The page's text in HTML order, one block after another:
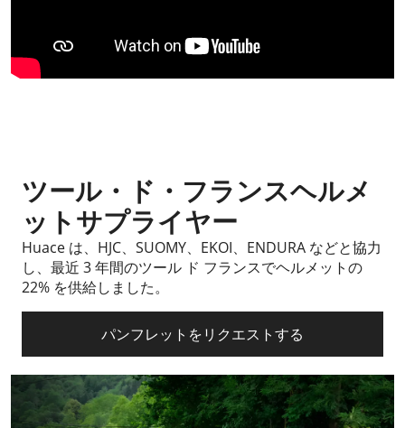
ツール・ド・フランスヘルメ
ットサプライヤー
Huace は、HJC、SUOMY、EKOI、ENDURA などと協力
し、最近 3 年間のツール ド フランスでヘルメットの
22% を供給しました。
パンフレットをリクエストする